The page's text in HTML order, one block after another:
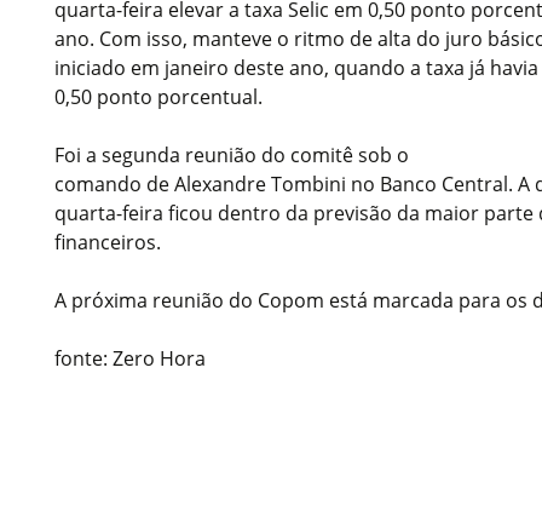
quarta-feira elevar a taxa Selic em 0,50 ponto
ano. Com isso, manteve o ritmo de alta do juro
iniciado em janeiro deste ano, quando a taxa já
0,50 ponto porcentual.
Foi a segunda reunião do comitê sob o
comando de Alexandre Tombini no Banco Central. A
quarta-feira ficou dentro da previsão da maior parte
financeiros.
A próxima reunião do Copom está marcada para os
fonte: Zero Hora